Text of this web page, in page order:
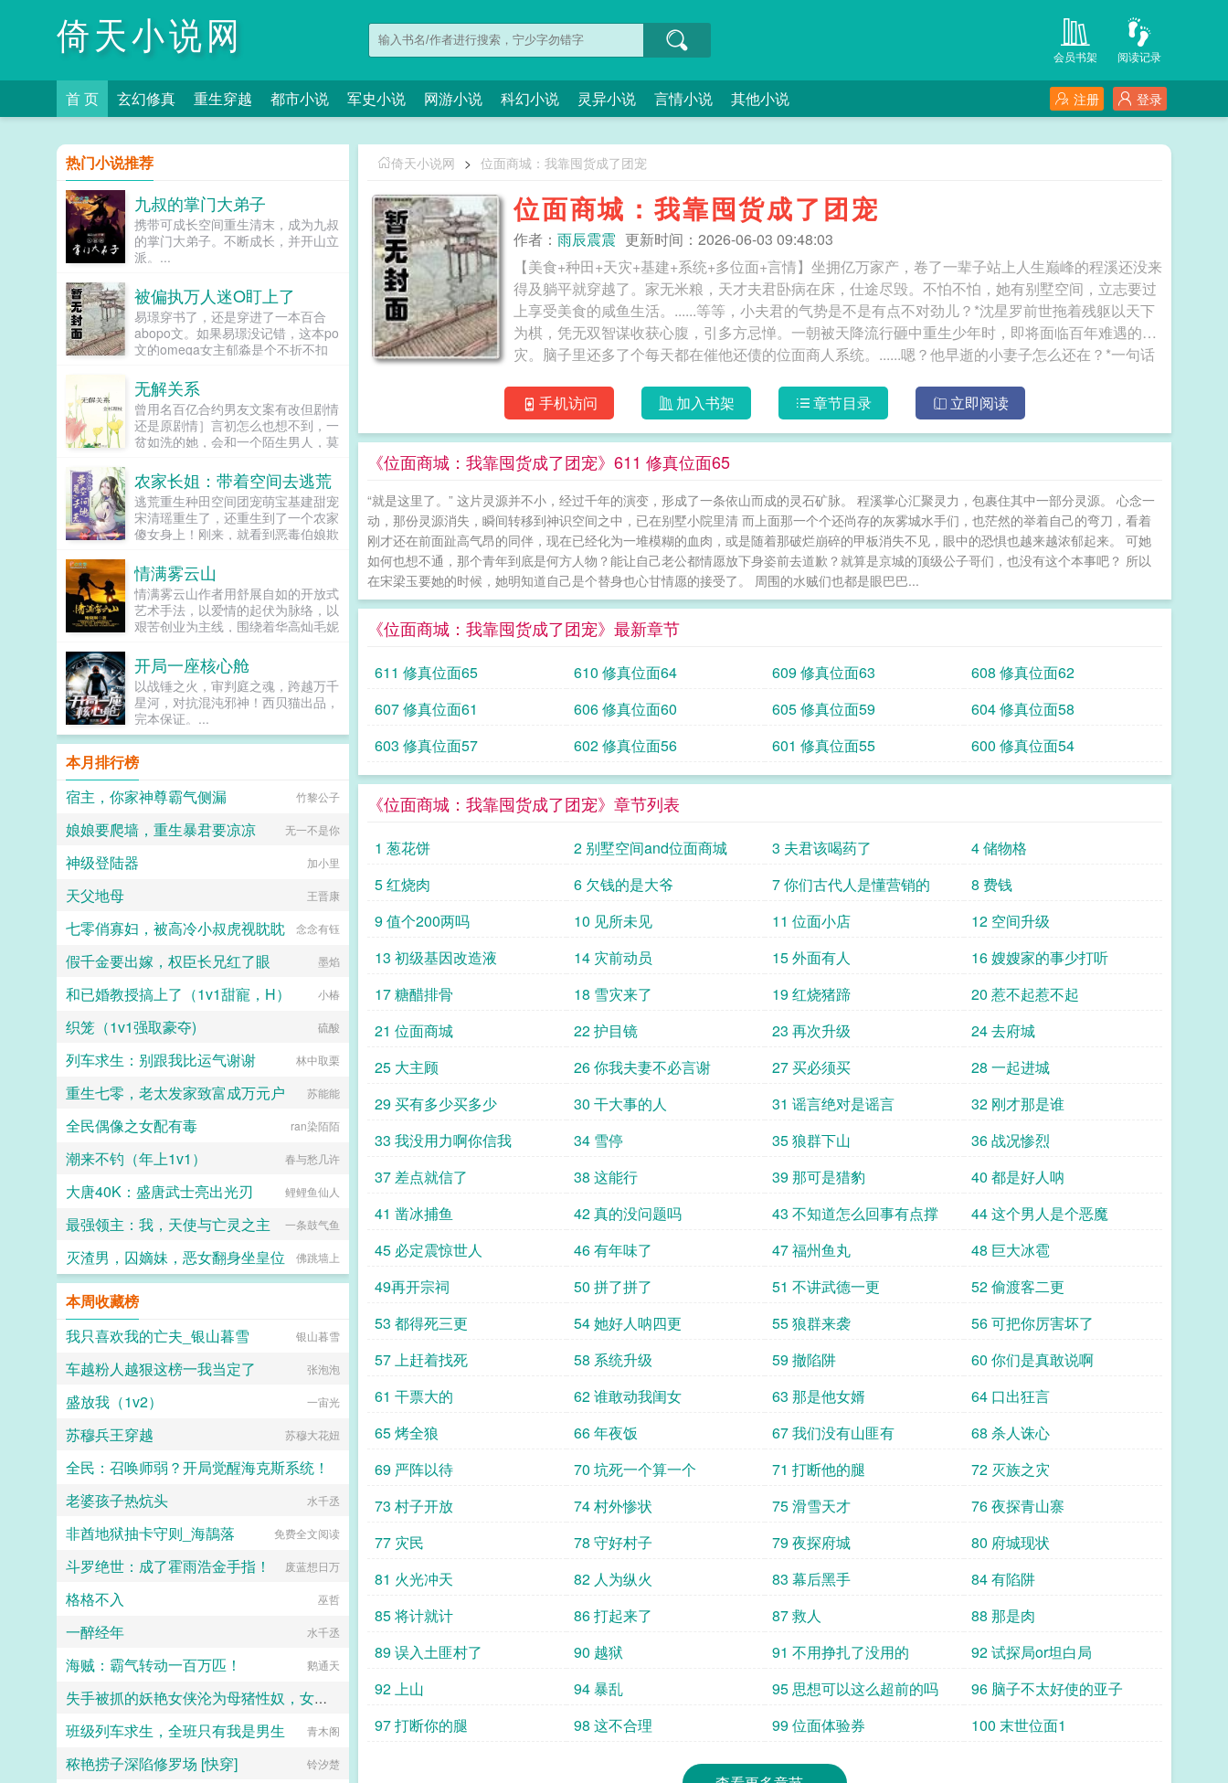
倚天小说网 阅读记录
会员书架
首 页 玄幻修真 重生穿越 都市小说 军史小说 网游小说 科幻小说 灵异小说 言情小说 其他小说 登录
注册
倚天小说网 > 位面商城：我靠囤货成了团宠
位面商城：我靠囤货成了团宠
作者： 雨辰震震 更新时间：2026-06-03 09:48:03
【美食+种田+天灾+基建+系统+多位面+言情】坐拥亿万家产，卷了一辈子站上人生巅峰的程溪还没来
得及躺平就穿越了。家无米粮，天才夫君卧病在床，仕途尽毁。不怕不怕，她有别墅空间，立志要过
上享受美食的咸鱼生活。......等等，小夫君的气势是不是有点不对劲儿？*沈星罗前世拖着残躯以天下
为棋，凭无双智谋收获心腹，引多方忌惮。一朝被天降流行砸中重生少年时，即将面临百年难遇的雪
灾。脑子里还多了个每天都在催他还债的位面商人系统。......嗯？他早逝的小妻子怎么还在？*一句话
女主怼天怼地怼空气男主阴晴不定病娇蔫坏都不是什么好人系列；2.以古代美食基建为主，穿插多位
面练级为辅；3.涉及位面：末世，武侠，现代，星际，修仙等。 位面商城：我靠囤货成了团宠
手机访问 加入书架 章节目录 立即阅读
《位面商城：我靠囤货成了团宠》611 修真位面65
“就是这里了。” 这片灵源并不小，经过千年的演变，形成了一条依山而成的灵石矿脉。 程溪掌心汇聚灵力，包裹住其中一部分灵源。 心念一
动，那份灵源消失，瞬间转移到神识空间之中，已在别墅小院里清 而上面那一个个还尚存的灰雾城水手们，也茫然的举着自己的弯刀，看着
刚才还在前面趾高气昂的同伴，现在已经化为一堆模糊的血肉，或是随着那破烂崩碎的甲板消失不见，眼中的恐惧也越来越浓郁起来。 可她
如何也想不通，那个青年到底是何方人物？能让自己老公都情愿放下身姿前去道歉？就算是京城的顶级公子哥们，也没有这个本事吧？ 所以
在宋梁玉要她的时候，她明知道自己是个替身也心甘情愿的接受了。 周围的水贼们也都是眼巴巴...
《位面商城：我靠囤货成了团宠》最新章节
611 修真位面65 610 修真位面64 609 修真位面63
608 修真位面62
607 修真位面61
606 修真位面60 605 修真位面59
604 修真位面58
603 修真位面57
602 修真位面56 601 修真位面55 600 修真位面54
《位面商城：我靠囤货成了团宠》章节列表
1 葱花饼 2 别墅空间and位面商城 3 夫君该喝药了
4 储物格
5 红烧肉
6 欠钱的是大爷 7 你们古代人是懂营销的
8 费钱
9 值个200两吗
10 见所未见 11 位面小店
12 空间升级
13 初级基因改造液
14 灾前动员 15 外面有人
16 嫂嫂家的事少打听
17 糖醋排骨
18 雪灾来了 19 红烧猪蹄
20 惹不起惹不起
21 位面商城
22 护目镜 23 再次升级
24 去府城
25 大主顾
26 你我夫妻不必言谢 27 买必须买
28 一起进城
29 买有多少买多少
30 干大事的人 31 谣言绝对是谣言
32 刚才那是谁
33 我没用力啊你信我
34 雪停 35 狼群下山
36 战况惨烈
37 差点就信了
38 这能行 39 那可是猎豹
40 都是好人呐
41 凿冰捕鱼
42 真的没问题吗 43 不知道怎么回事有点撑
44 这个男人是个恶魔
45 必定震惊世人
46 有年味了 47 福州鱼丸
48 巨大冰雹
49再开宗祠
50 拼了拼了 51 不讲武德一更
52 偷渡客二更
53 都得死三更
54 她好人呐四更 55 狼群来袭
56 可把你厉害坏了
57 上赶着找死
58 系统升级 59 撤陷阱
60 你们是真敢说啊
61 干票大的
62 谁敢动我闺女 63 那是他女婿
64 口出狂言
65 烤全狼
66 年夜饭 67 我们没有山匪有
68 杀人诛心
69 严阵以待
70 坑死一个算一个 71 打断他的腿
72 灭族之灾
73 村子开放
74 村外惨状 75 滑雪天才
76 夜探青山寨
77 灾民
78 守好村子 79 夜探府城
80 府城现状
81 火光冲天
82 人为纵火 83 幕后黑手
84 有陷阱
85 将计就计
86 打起来了 87 救人
88 那是肉
89 误入土匪村了
90 越狱 91 不用挣扎了没用的
92 试探局or坦白局
92 上山
94 暴乱 95 思想可以这么超前的吗
96 脑子不太好使的亚子
97 打断你的腿
98 这不合理 99 位面体验券 100 末世位面1
热门小说推荐
九叔的掌门大弟子
携带可成长空间重生清末，成为九叔
的掌门大弟子。不断成长，并开山立
派。...
被偏执万人迷O盯上了
易璟穿书了，还是穿进了一本百合
abopo文。如果易璟没记错，这本po
文的omega女主郁淼是个不折不扣
无法克制对郁淼强取豪夺的冲动，即
使郁淼自己性格冷淡对那种事完全没
有兴趣，剧情也总会拐到那个方向，
而且每隔两三章会就换一批alpha，
刺激得不行。穿到一切开始之前，易
淼。青灰亚麻色的分层长卷发，神态
有些病弱，眼波迷蒙猫一样慵懒仿佛
含着水似的，远远一眼望过来就能令
人神魂颠倒。看着郁淼靠在窗边，衬
吞吐烟雾，易璟缓缓向写出郁淼的作
者献上膝盖。难怪文中那些alpha要
发疯，她看了也忍不住想喊姐姐请让
我贴一下啊！郁淼有一个秘密。她知
道未来会发生的所有事。那期间每一
之前，郁淼每天都在数着日子等着复
仇，因此她清楚的知道易璟不是这个
世界的人。但是易璟太可爱了。她是
她世界里唯一的正常人，不会忽然发
疯对她强取豪夺，也不会利用信息素
在各种地方侮辱一样地占有，还会默
不作声地带她绕开所有的剧情点。因
为易璟，上辈子那些恶心的alpha没
有一个能来到她的面前。郁淼爱易
璟。只是易璟总是不开窍，每次亲近
她到最后都会弹开，即使她说她愿
意。于是在情热期那天，郁淼提前丢
掉了抑制剂，处理掉了一直在烦她的
alpha，脆弱的靠进了易璟怀里璟
璟，我难受。帮帮我1始终1v12超听
女a无挂件2023725文案已截图备
份。...
无解关系
曾用名百亿合约男友文案有改但剧情
还是原剧情］言初怎么也想不到，一
贫如洗的她，会和一个陌生男人，莫
富交换。说白了就是他的钱进了她账
户，她的钱进了他账户还转！不！
回！去！好消息对方是陆洺执，陆氏
集团太子爷，多金，年轻，人还帅。
坏消息这人脾气差，控制欲强，还打
农家长姐：带着空间去逃荒
逃荒重生种田空间团宠萌宝基建甜宠
宋清瑶重生了，还重生到了一个农家
傻女身上！刚来，就看到恶毒伯娘欺
了。刚解决了，就遇...
情满雾云山
情满雾云山作者用舒展自如的开放式
艺术手法，以爱情的起伏为脉络，以
艰苦创业为主线，围绕着华高灿毛妮
文彬梁仕达丁...
开局一座核心舱
以战锤之火，审判庭之魂，跨越万千
星河，对抗混沌邪神！西贝猫出品，
完本保证。...
本月排行榜
宿主，你家神尊霸气侧漏
竹黎公子
娘娘要爬墙，重生暴君要凉凉 无一不是你
神级登陆器 加小里
天父地母 王晋康
七零俏寡妇，被高冷小叔虎视眈眈 念念有钰
假千金要出嫁，权臣长兄红了眼 墨焰
和已婚教授搞上了（1v1甜寵，H） 小椿
织笼（1v1强取豪夺) 硫酸
列车求生：别跟我比运气谢谢 林中取栗
重生七零，老太发家致富成万元户 苏能能
全民偶像之女配有毒 ran染陌陌
潮来不钓（年上1v1） 春与愁几许
大唐40K：盛唐武士亮出光刃 鲤鲤鱼仙人
最强领主：我，天使与亡灵之主 一条鼓气鱼
灭渣男，囚嫡妹，恶女翻身坐皇位 佛跳墙上
本周收藏榜
我只喜欢我的亡夫_银山暮雪
银山暮雪
车越粉人越狠这榜一我当定了 张泡泡
盛放我（1v2） 一宙光
苏穆兵王穿越 苏穆大花妞
全民：召唤师弱？开局觉醒海克斯系统！
一脸糊涂
老婆孩子热炕头 水千丞
非酋地狱抽卡守则_海鶄落 免费全文阅读
斗罗绝世：成了霍雨浩金手指！ 废蓝想日万
格格不入 巫哲
一醉经年 水千丞
海贼：霸气转动一百万匹！ 鹅通天
失手被抓的妖艳女侠沦为母猪性奴，女儿师妹最终也落入魔掌？
可能是显像管
班级列车求生，全班只有我是男生 青木阁
秾艳捞子深陷修罗场 [快穿] 铃汐楚